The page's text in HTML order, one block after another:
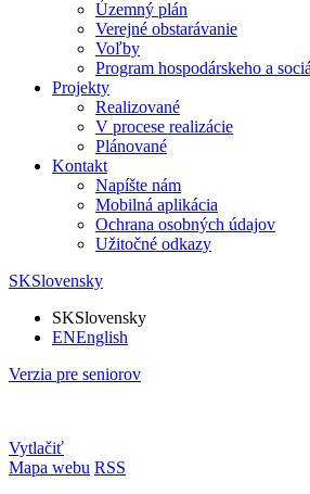
Územný plán
Verejné obstarávanie
Voľby
Program hospodárskeho a
Projekty
Realizované
V procese realizácie
Plánované
Kontakt
Napíšte nám
Mobilná aplikácia
Ochrana osobných údajov
Užitočné odkazy
SKSlovensky
SKSlovensky
ENEnglish
Verzia pre seniorov
Vytlačiť
Mapa webu RSS